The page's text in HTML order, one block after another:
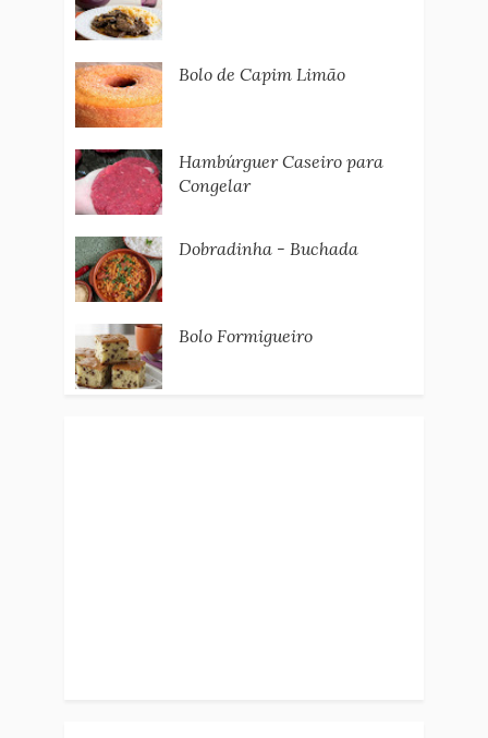
Bolo de Capim Limão
Hambúrguer Caseiro para
Congelar
Dobradinha - Buchada
Bolo Formigueiro